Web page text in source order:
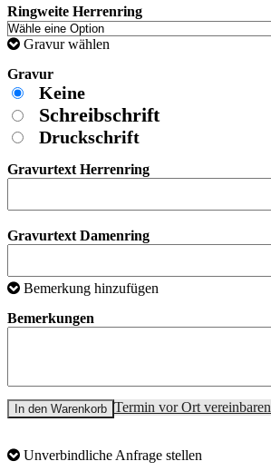
Ringweite Herrenring
Gravur wählen
Gravur
Keine
Schreibschrift
Druckschrift
Gravurtext Herrenring
Gravurtext Damenring
Bemerkung hinzufügen
Bemerkungen
In den Warenkorb Termin vor Ort vereinbaren
Unverbindliche Anfrage stellen